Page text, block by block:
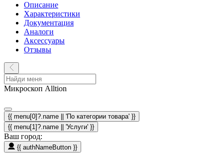
Описание
Характеристики
Документация
Аналоги
Аксессуары
Отзывы
Микроскоп Alltion
{{ menu[0]?.name || 'По категории товара' }}
{{ menu[1]?.name || 'Услуги' }}
Ваш город:
{{ authNameButton }}